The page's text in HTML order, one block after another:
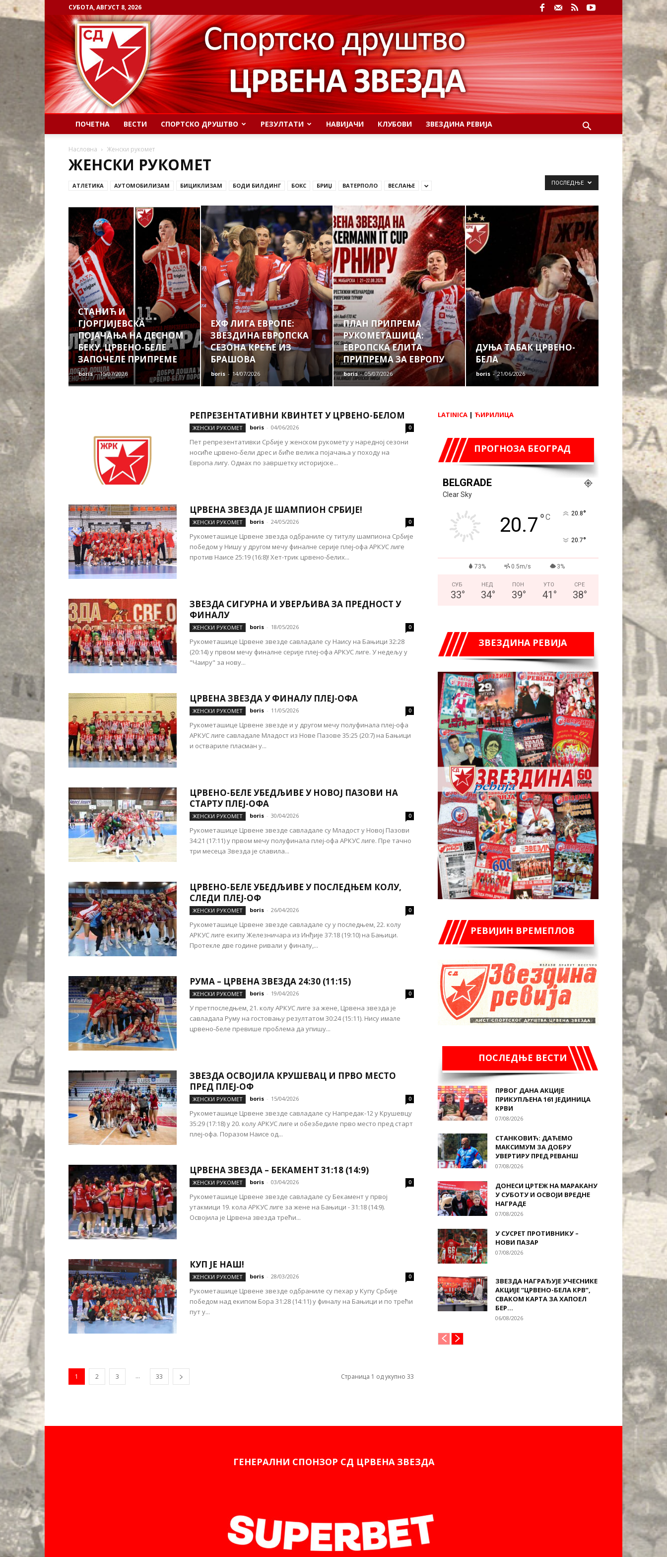
СУБОТА, АВГУСТ 8, 2026
ПОЧЕТНА ВЕСТИ СПОРТСКО ДРУШТВО РЕЗУЛТАТИ НАВИЈАЧИ КЛУБОВИ ЗВЕЗДИНА РЕВИЈА
Насловна Женски рукомет
ЖЕНСКИ РУКОМЕТ
АТЛЕТИКА АУТОМОБИЛИЗАМ БИЦИКЛИЗАМ БОДИ БИЛДИНГ БОКС БРИЏ ВАТЕРПОЛО ВЕСЛАЊЕ ПОСЛЕДЊЕ
СТАНИЋ И
ГЈОРГЈИЈЕВСКА
ПОЈАЧАЊА НА ДЕСНОМ
БЕКУ, ЦРВЕНО-БЕЛЕ
ЗАПОЧЕЛЕ ПРИПРЕМЕ
boris - 15/07/2026
ЕХФ ЛИГА ЕВРОПЕ:
ЗВЕЗДИНА ЕВРОПСКА
СЕЗОНА КРЕЋЕ ИЗ
БРАШОВА
boris - 14/07/2026
ПЛАН ПРИПРЕМА
РУКОМЕТАШИЦА:
ЕВРОПСКА ЕЛИТА
ПРИПРЕМА ЗА ЕВРОПУ
boris - 05/07/2026
ДУЊА ТАБАК ЦРВЕНО-
БЕЛА
boris - 21/06/2026
РЕПРЕЗЕНТАТИВНИ КВИНТЕТ У ЦРВЕНО-БЕЛОМ
ЖЕНСКИ РУКОМЕТ boris - 04/06/2026 0
Пет репрезентативки Србије у женском рукомету у наредној сезони
носиће црвено-бели дрес и биће велика појачања у походу на
Европа лигу. Одмах по завршетку историјске...
ЦРВЕНА ЗВЕЗДА ЈЕ ШАМПИОН СРБИЈЕ!
ЖЕНСКИ РУКОМЕТ boris - 24/05/2026 0
Рукометашице Црвене звезда одбраниле су титулу шампиона Србије
победом у Нишу у другом мечу финалне серије плеј-офа АРКУС лиге
против Наисе 25:19 (16:8)! Хет-трик црвено-белих...
ЗВЕЗДА СИГУРНА И УВЕРЉИВА ЗА ПРЕДНОСТ У
ФИНАЛУ
ЖЕНСКИ РУКОМЕТ boris - 18/05/2026 0
Рукометашице Црвене звезде савладале су Наису на Бањици 32:28
(20:14) у првом мечу финалне серије плеј-офа АРКУС лиге. У недељу у
"Чаиру" за нову...
ЦРВЕНА ЗВЕЗДА У ФИНАЛУ ПЛЕЈ-ОФА
ЖЕНСКИ РУКОМЕТ boris - 11/05/2026 0
Рукометашице Црвене звезде и у другом мечу полуфинала плеј-офа
АРКУС лиге савладале Младост из Нове Пазове 35:25 (20:7) на Бањици
и оствариле пласман у...
ЦРВЕНО-БЕЛЕ УБЕДЉИВЕ У НОВОЈ ПАЗОВИ НА
СТАРТУ ПЛЕЈ-ОФА
ЖЕНСКИ РУКОМЕТ boris - 30/04/2026 0
Рукометашице Црвене звезде савладале су Младост у Новој Пазови
34:21 (17:11) у првом мечу полуфинала плеј-офа АРКУС лиге. Пре тачно
три месеца Звезда је славила...
ЦРВЕНО-БЕЛЕ УБЕДЉИВЕ У ПОСЛЕДЊЕМ КОЛУ,
СЛЕДИ ПЛЕЈ-ОФ
ЖЕНСКИ РУКОМЕТ boris - 26/04/2026 0
Рукометашице Црвене звезде савладале су у последњем, 22. колу
АРКУС лиге екипу Железничара из Инђије 37:18 (19:10) на Бањици.
Протекле две године ривали у финалу,...
РУМА – ЦРВЕНА ЗВЕЗДА 24:30 (11:15)
ЖЕНСКИ РУКОМЕТ boris - 19/04/2026 0
У претпоследњем, 21. колу АРКУС лиге за жене, Црвена звезда је
савладала Руму на гостовању резултатом 30:24 (15:11). Нису имале
црвено-беле превише проблема да упишу...
ЗВЕЗДА ОСВОЈИЛА КРУШЕВАЦ И ПРВО МЕСТО
ПРЕД ПЛЕЈ-ОФ
ЖЕНСКИ РУКОМЕТ boris - 15/04/2026 0
Рукометашице Црвене звезде савладале су Напредак-12 у Крушевцу
35:29 (17:18) у 20. колу АРКУС лиге и обезбедиле прво место пред старт
плеј-офа. Поразом Наисе од...
ЦРВЕНА ЗВЕЗДА – БЕКАМЕНТ 31:18 (14:9)
ЖЕНСКИ РУКОМЕТ boris - 03/04/2026 0
Рукометашице Црвене звезде савладале су Бекамент у првој
утакмици 19. кола АРКУС лиге за жене на Бањици - 31:18 (14:9).
Освојила је Црвена звезда трећи...
КУП ЈЕ НАШ!
ЖЕНСКИ РУКОМЕТ boris - 28/03/2026 0
Рукометашице Црвене звезде одбраниле су пехар у Купу Србије
победом над екипом Бора 31:28 (14:11) у финалу на Бањици и по трећи
пут у...
1 2 3 ... 33 Страница 1 од укупно 33
LATINICA | ЋИРИЛИЦА
ПРОГНОЗА БЕОГРАД
BELGRADE
Clear Sky
20.7°C 20.8°
20.7°
73% 0.5m/s 3%
СУБ
33°
НЕД
34°
ПОН
39°
УТО
41 °
СРЕ
38°
ЗВЕЗДИНА РЕВИЈА
РЕВИЈИН ВРЕМЕПЛОВ
ПОСЛЕДЊЕ ВЕСТИ
ПРВОГ ДАНА АКЦИЈЕ
ПРИКУПЉЕНА 161 ЈЕДИНИЦА
КРВИ
07/08/2026
СТАНКОВИЋ: ДАЋЕМО
МАКСИМУМ ЗА ДОБРУ
УВЕРТИРУ ПРЕД РЕВАНШ
07/08/2026
ДОНЕСИ ЦРТЕЖ НА МАРАКАНУ
У СУБОТУ И ОСВОЈИ ВРЕДНЕ
НАГРАДЕ
07/08/2026
У СУСРЕТ ПРОТИВНИКУ –
НОВИ ПАЗАР
07/08/2026
ЗВЕЗДА НАГРАЂУЈЕ УЧЕСНИКЕ
АКЦИЈЕ “ЦРВЕНО-БЕЛА КРВ”,
СВАКОМ КАРТА ЗА ХАПОЕЛ
БЕР...
06/08/2026
ГЕНЕРАЛНИ СПОНЗОР СД ЦРВЕНА ЗВЕЗДА